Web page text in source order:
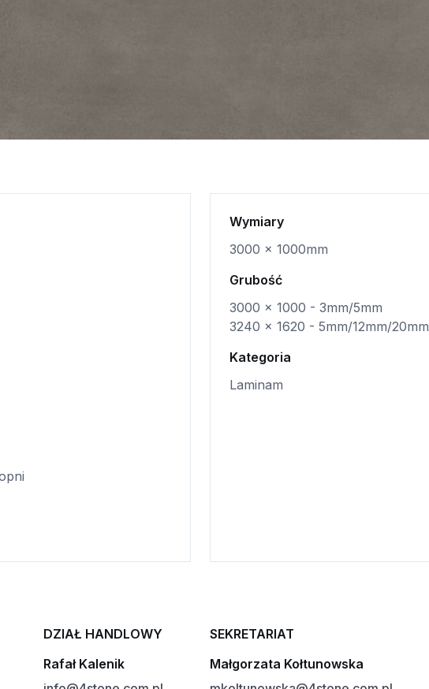
Wymiary
3000 x 1000mm
Grubość
3000 x 1000 - 3mm/5mm
3240 x 1620 - 5mm/12mm/20mm
Kategoria
Laminam
DZIAŁ HANDLOWY
Rafał Kalenik
SEKRETARIAT
Małgorzata Kołtunowska